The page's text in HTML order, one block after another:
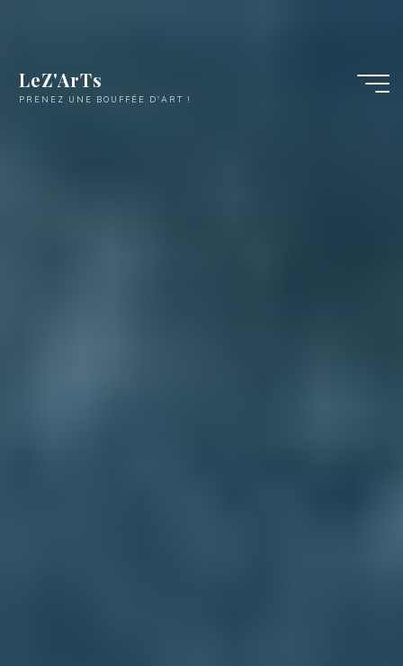
LeZ'ArTs
PRENEZ UNE BOUFFÉE D'ART !